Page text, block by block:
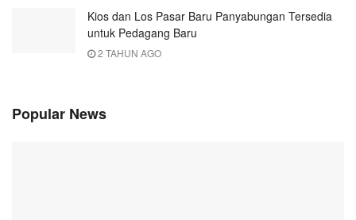
Kios dan Los Pasar Baru Panyabungan Tersedia
untuk Pedagang Baru
2 TAHUN AGO
Popular News